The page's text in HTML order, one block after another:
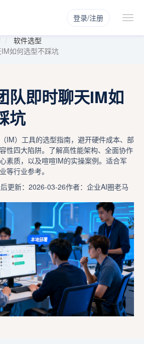
登录/注册
软件选型
如何选型不踩坑
队即时聊天IM如
坑
IM）工具的选型指南，避开硬件成本、部
性四大陷阱。了解高性能架构、全面协作
素质，以及喧喧IM的实操案例。适合军
等行业参考。
更新：2026-03-26作者：企业AI圈老马